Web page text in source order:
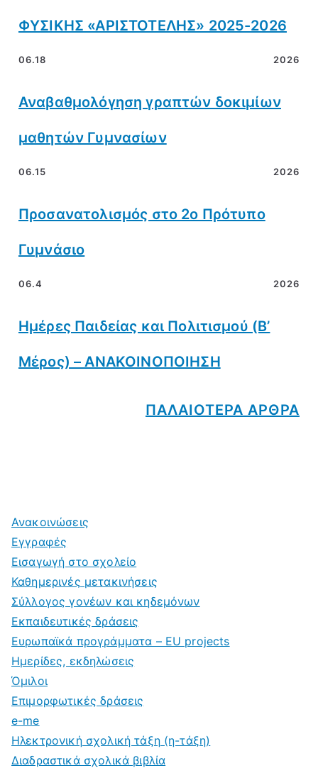
ΦΥΣΙΚΗΣ «ΑΡΙΣΤΟΤΕΛΗΣ» 2025-2026
06.18 2026
Αναβαθμολόγηση γραπτών δοκιμίων
μαθητών Γυμνασίων
06.15 2026
Προσανατολισμός στο 2ο Πρότυπο
Γυμνάσιο
06.4 2026
Ημέρες Παιδείας και Πολιτισμού (Β’
Μέρος) – ΑΝΑΚΟΙΝΟΠΟΙΗΣΗ
ΠΑΛΑΙΟΤΕΡΑ ΑΡΘΡΑ
Ανακοινώσεις
Εγγραφές
Εισαγωγή στο σχολείο
Καθημερινές μετακινήσεις
Σύλλογος γονέων και κηδεμόνων
Εκπαιδευτικές δράσεις
Ευρωπαϊκά προγράμματα – EU projects
Ημερίδες, εκδηλώσεις
Όμιλοι
Επιμορφωτικές δράσεις
e-me
Ηλεκτρονική σχολική τάξη (η-τάξη)
Διαδραστικά σχολικά βιβλία